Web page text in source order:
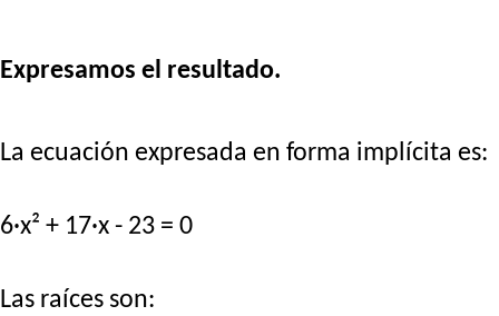
Expresamos el resultado.
La ecuación expresada en forma implícita es:
6·x² + 17·x - 23 = 0
Las raíces son: